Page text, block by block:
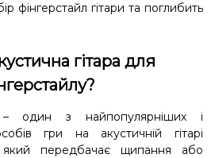
фінгерстайл гітари та поглибить
гітара для
– один з найпопулярніших і
гри на акустичній гітарі
який передбачає щипання або